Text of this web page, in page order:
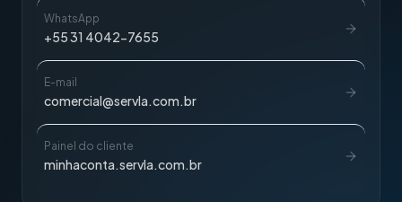
WhatsApp
+55 31 4042-7655
E-mail
comercial@servla.com.br
Painel do cliente
minhaconta.servla.com.br